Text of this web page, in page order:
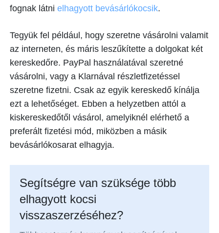
fognak látni elhagyott bevásárlókocsik.
Tegyük fel például, hogy szeretne vásárolni valamit
az interneten, és máris leszűkítette a dolgokat két
kereskedőre. PayPal használatával szeretné
vásárolni, vagy a Klarnával részletfizetéssel
szeretne fizetni. Csak az egyik kereskedő kínálja
ezt a lehetőséget. Ebben a helyzetben attól a
kiskereskedőtől vásárol, amelyiknél elérhető a
preferált fizetési mód, miközben a másik
bevásárlókosarat elhagyja.
Segítségre van szüksége több
elhagyott kocsi
visszaszerzéséhez?